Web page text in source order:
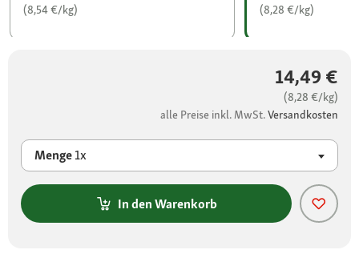
(8,54 €/kg) (8,28 €/kg)
14,49 €
(8,28 €/kg)
alle Preise inkl. MwSt.Versandkosten
Menge1x
In den Warenkorb